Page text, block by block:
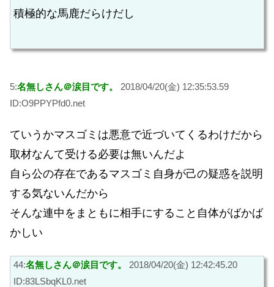
積極的な馬鹿だらけだし
5:名無しさん＠涙目です。
2018/04/20(金) 12:35:53.59
ID:O9PPYPfd0.net
ていうかマスゴミは悪意で近づいてくるわけだから
取材なんて受ける必要は無いんだよ
自ら公の存在であるマスゴミ自身が己の疑惑を説明
する気ないんだから
そんな連中をまともに相手にすること自体がばかば
かしい
44:名無しさん＠涙目です。
2018/04/20(金) 12:42:45.20
ID:83LSbqKL0.net